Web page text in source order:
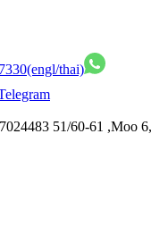
(engl/thai)
51/60-61 ,Moo 6,